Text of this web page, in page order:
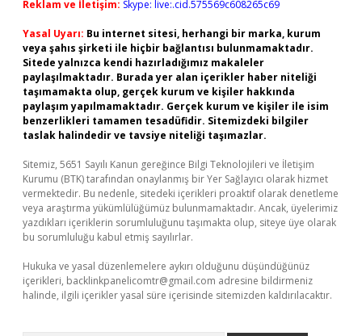
Reklam ve İletişim: Skype: live:.cid.575569c608265c69
Yasal Uyarı: Bu internet sitesi, herhangi bir marka, kurum
veya şahıs şirketi ile hiçbir bağlantısı bulunmamaktadır.
Sitede yalnızca kendi hazırladığımız makaleler
paylaşılmaktadır. Burada yer alan içerikler haber niteliği
taşımamakta olup, gerçek kurum ve kişiler hakkında
paylaşım yapılmamaktadır. Gerçek kurum ve kişiler ile isim
benzerlikleri tamamen tesadüfidir. Sitemizdeki bilgiler
taslak halindedir ve tavsiye niteliği taşımazlar.
Sitemiz, 5651 Sayılı Kanun gereğince Bilgi Teknolojileri ve İletişim
Kurumu (BTK) tarafından onaylanmış bir Yer Sağlayıcı olarak hizmet
vermektedir. Bu nedenle, sitedeki içerikleri proaktif olarak denetleme
veya araştırma yükümlülüğümüz bulunmamaktadır. Ancak, üyelerimiz
yazdıkları içeriklerin sorumluluğunu taşımakta olup, siteye üye olarak
bu sorumluluğu kabul etmiş sayılırlar.
Hukuka ve yasal düzenlemelere aykırı olduğunu düşündüğünüz
içerikleri, backlinkpanelicomtr@gmail.com adresine bildirmeniz
halinde, ilgili içerikler yasal süre içerisinde sitemizden kaldırılacaktır.